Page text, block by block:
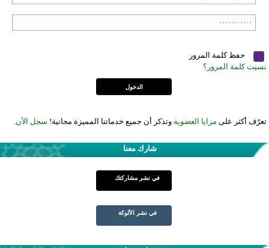
حفظ كلمة المرور
نسيت كلمة المرور؟
تعرّف أكثر على مزايا العضوية وتذكر أن جميع خدماتنا المميزة مجانية! سجل الآن.
شارك معنا
في نشر مشاركتك
في نشر الألوكة